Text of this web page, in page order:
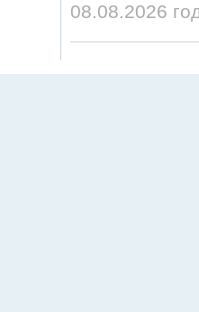
08.08.2026